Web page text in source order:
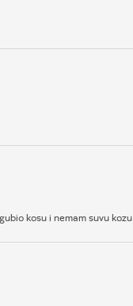
kosu i nemam suvu kozu